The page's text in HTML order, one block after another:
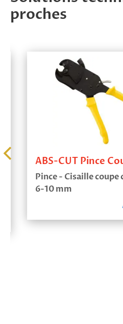
proches
ABS-CUT Pince
Pince - Cisaille coupe
6-10 mm